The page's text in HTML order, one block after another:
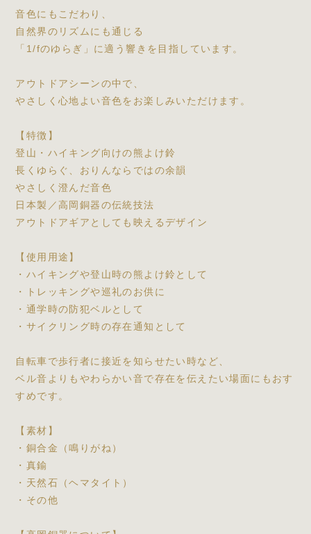
音色にもこだわり、
自然界のリズムにも通じる
「1/fのゆらぎ」に適う響きを目指しています。
アウトドアシーンの中で、
やさしく心地よい音色をお楽しみいただけます。
【特徴】
登山・ハイキング向けの熊よけ鈴
長くゆらぐ、おりんならではの余韻
やさしく澄んだ音色
日本製／高岡銅器の伝統技法
アウトドアギアとしても映えるデザイン
【使用用途】
・ハイキングや登山時の熊よけ鈴として
・トレッキングや巡礼のお供に
・通学時の防犯ベルとして
・サイクリング時の存在通知として
自転車で歩行者に接近を知らせたい時など、
ベル音よりもやわらかい音で存在を伝えたい場面にもおす
すめです。
【素材】
・銅合金（鳴りがね）
・真鍮
・天然石（ヘマタイト）
・その他